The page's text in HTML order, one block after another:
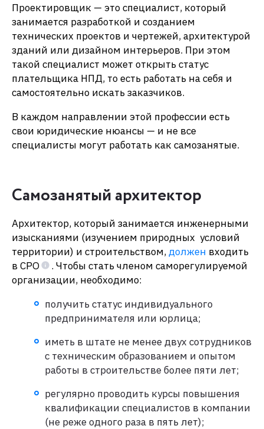
Проектировщик — это специалист, который
занимается разработкой и созданием
технических проектов и чертежей, архитектурой
зданий или дизайном интерьеров. При этом
такой специалист может открыть статус
плательщика НПД, то есть работать на себя и
самостоятельно искать заказчиков.
В каждом направлении этой профессии есть
свои юридические нюансы — и не все
специалисты могут работать как самозанятые.
Самозанятый архитектор
Архитектор, который занимается инженерными
изысканиями (изучением природных условий
территории) и строительством,должен входить
в СРО
. Чтобы стать членом саморегулируемой
организации, необходимо:
получить статус индивидуального
предпринимателя или юрлица;
иметь в штате не менее двух сотрудников
с техническим образованием и опытом
работы в строительстве более пяти лет;
регулярно проводить курсы повышения
квалификации специалистов в компании
(не реже одного раза в пять лет);